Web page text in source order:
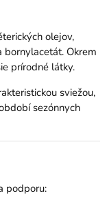
olejov,
bornylacetát. Okrem
prírodné látky.
sviežou,
sezónnych
podporu: